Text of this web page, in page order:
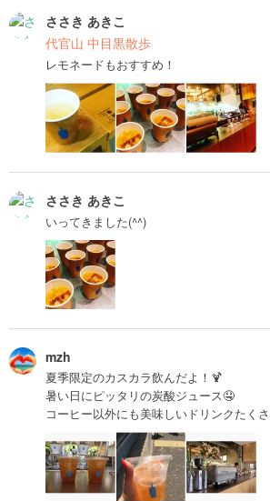
ささき あきこ
代官山 中目黒散歩
レモネードもおすすめ！
ささき あきこ
いってきました(^^)
mzh
夏季限定のカスカラ飲んだよ！🍹
暑い日にピッタリの炭酸ジュース🤤
コーヒー以外にも美味しいドリンクたく